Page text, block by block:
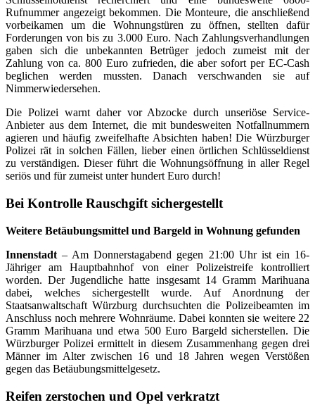
Rufnummer angezeigt bekommen. Die Monteure, die anschließend
vorbeikamen um die Wohnungstüren zu öffnen, stellten dafür
Forderungen von bis zu 3.000 Euro. Nach Zahlungsverhandlungen
gaben sich die unbekannten Betrüger jedoch zumeist mit der
Zahlung von ca. 800 Euro zufrieden, die aber sofort per EC-Cash
beglichen werden mussten. Danach verschwanden sie auf
Nimmerwiedersehen.
Die Polizei warnt daher vor Abzocke durch unseriöse Service-
Anbieter aus dem Internet, die mit bundesweiten Notfallnummern
agieren und häufig zweifelhafte Absichten haben! Die Würzburger
Polizei rät in solchen Fällen, lieber einen örtlichen Schlüsseldienst
zu verständigen. Dieser führt die Wohnungsöffnung in aller Regel
seriös und für zumeist unter hundert Euro durch!
Bei Kontrolle Rauschgift sichergestellt
Weitere Betäubungsmittel und Bargeld in Wohnung gefunden
Innenstadt – Am Donnerstagabend gegen 21:00 Uhr ist ein 16-
Jähriger am Hauptbahnhof von einer Polizeistreife kontrolliert
worden. Der Jugendliche hatte insgesamt 14 Gramm Marihuana
dabei, welches sichergestellt wurde. Auf Anordnung der
Staatsanwaltschaft Würzburg durchsuchten die Polizeibeamten im
Anschluss noch mehrere Wohnräume. Dabei konnten sie weitere 22
Gramm Marihuana und etwa 500 Euro Bargeld sicherstellen. Die
Würzburger Polizei ermittelt in diesem Zusammenhang gegen drei
Männer im Alter zwischen 16 und 18 Jahren wegen Verstößen
gegen das Betäubungsmittelgesetz.
Reifen zerstochen und Opel verkratzt